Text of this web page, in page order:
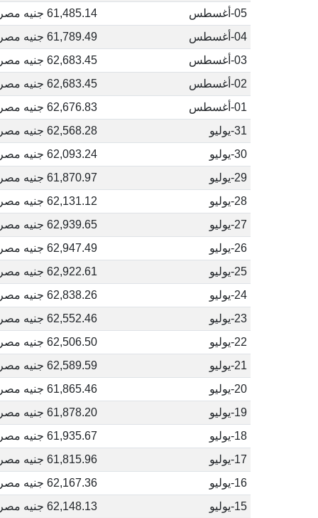
05-أغسطس
61,485.14 جنيه مصري
04-أغسطس
61,789.49 جنيه مصري
03-أغسطس
62,683.45 جنيه مصري
02-أغسطس
62,683.45 جنيه مصري
01-أغسطس
62,676.83 جنيه مصري
31-يوليو
62,568.28 جنيه مصري
30-يوليو
62,093.24 جنيه مصري
29-يوليو
61,870.97 جنيه مصري
28-يوليو
62,131.12 جنيه مصري
27-يوليو
62,939.65 جنيه مصري
26-يوليو
62,947.49 جنيه مصري
25-يوليو
62,922.61 جنيه مصري
24-يوليو
62,838.26 جنيه مصري
23-يوليو
62,552.46 جنيه مصري
22-يوليو
62,506.50 جنيه مصري
21-يوليو
62,589.59 جنيه مصري
20-يوليو
61,865.46 جنيه مصري
19-يوليو
61,878.20 جنيه مصري
18-يوليو
61,935.67 جنيه مصري
17-يوليو
61,815.96 جنيه مصري
16-يوليو
62,167.36 جنيه مصري
15-يوليو
62,148.13 جنيه مصري